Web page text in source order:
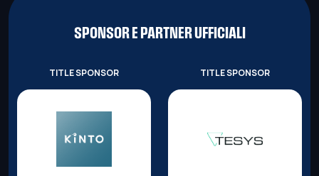
SPONSOR E PARTNER UFFICIALI
TITLE SPONSOR TITLE SPONSOR